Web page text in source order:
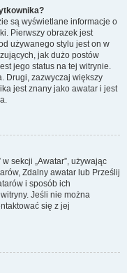
są wyświetlane informacje o
Pierwszy obrazek jest
używanego stylu jest on w
jak dużo postów
jego status na tej witrynie.
Drugi, zazwyczaj większy
jest znany jako awatar i jest
sekcji „Awatar”, używając
Zdalny awatar lub Prześlij
i sposób ich
Jeśli nie można
się z jej